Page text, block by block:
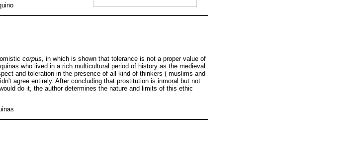
corpus, in which is shown that tolerance is not a proper value of
who lived in a rich multicultural period of history as the medieval
and toleration in the presence of all kind of thinkers ( muslims and
agree entirely. After concluding that prostitution is inmoral but not
do it, the author determines the nature and limits of this ethic